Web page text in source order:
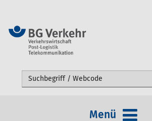
Webseite durchsuchen
Menü